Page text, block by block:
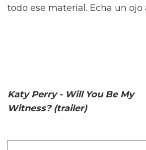
todo ese material. Echa un ojo
Katy Perry - Will You Be My
Witness? (trailer)